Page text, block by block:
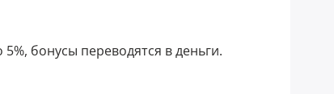
бонусы переводятся в деньги.